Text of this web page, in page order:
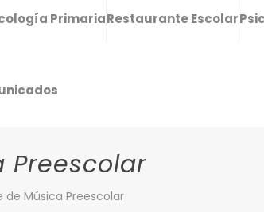
PrimariaRestaurante Escolar
Preescolar
de Música Preescolar